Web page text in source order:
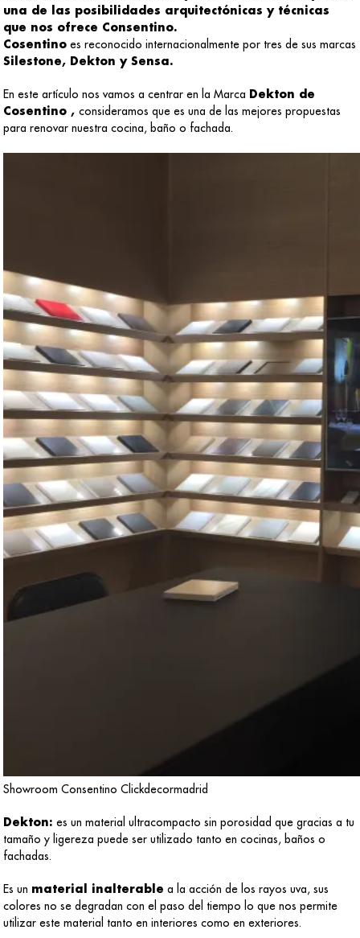
una de las posibilidades arquitectónicas y técnicas
que nos ofrece Consentino.
Cosentino es reconocido internacionalmente por tres de sus marcas
Silestone, Dekton y Sensa.
En este artículo nos vamos a centrar en la Marca Dekton de
Cosentino ,consideramos que es una de las mejores propuestas
para renovar nuestra cocina, baño o fachada.
Showroom Consentino Clickdecormadrid
Dekton:es un material ultracompacto sin porosidad que gracias a tu
tamaño y ligereza puede ser utilizado tanto en cocinas, baños o
fachadas.
Es un material inalterable a la acción de los rayos uva, sus
colores no se degradan con el paso del tiempo lo que nos permite
utilizar este material tanto en interiores como en exteriores.